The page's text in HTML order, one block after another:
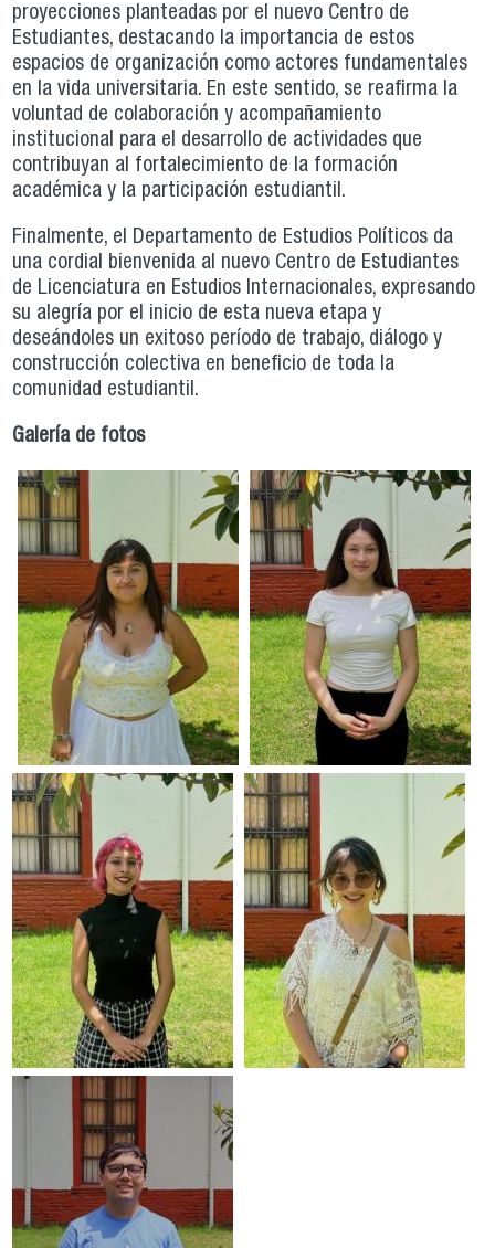
proyecciones planteadas por el nuevo Centro de
Estudiantes, destacando la importancia de estos
espacios de organización como actores fundamentales
en la vida universitaria. En este sentido, se reafirma la
voluntad de colaboración y acompañamiento
institucional para el desarrollo de actividades que
contribuyan al fortalecimiento de la formación
académica y la participación estudiantil.
Finalmente, el Departamento de Estudios Políticos da
una cordial bienvenida al nuevo Centro de Estudiantes
de Licenciatura en Estudios Internacionales, expresando
su alegría por el inicio de esta nueva etapa y
deseándoles un exitoso período de trabajo, diálogo y
construcción colectiva en beneficio de toda la
comunidad estudiantil.
Galería de fotos